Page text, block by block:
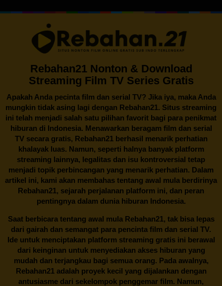
Rebahan21 Nonton & Download
Streaming Film TV Series Gratis
Apakah Anda pecinta film dan serial TV? Jika iya, maka Anda
mungkin tidak asing lagi dengan Rebahan21. Situs streaming
ini telah menjadi salah satu pilihan favorit bagi para penikmat
hiburan di Indonesia. Menawarkan beragam film dan serial
TV secara gratis, Rebahan21berhasil menarik perhatian
khalayak luas. Namun, seperti halnya banyak platform
streaming lainnya, legalitas dan isu kontroversial tetap
menjadi topik perbincangan yang menarik perhatian. Dalam
artikel ini, kami akan membahas tentang awal mula berdirinya
Rebahan21, sejarah perjalanan platform ini, dan peran
pentingnya dalam dunia hiburan Indonesia.
Saat berbicara tentang awal mula Rebahan21, tak bisa lepas
dari gairah dan semangat para pencinta film dan serial TV.
Ide untuk menciptakan platform streaming gratis ini berawal
dari keinginan untuk menyediakan akses hiburan yang
mudah dan terjangkau bagi semua orang. Pada awalnya,
Rebahan21 adalah proyek kecil yang dijalankan dengan
antusiasme dari sekelompok penggemar film. Namun,